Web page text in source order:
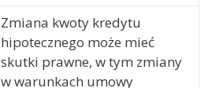
Zmiana kwoty kredytu
hipotecznego może mieć
skutki prawne, w tym zmiany
w warunkach umowy